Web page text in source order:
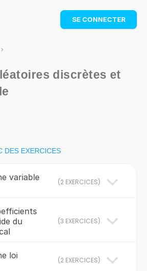
offert
: révise les maths cet
PDF gratuit et progresse avec des
SE CONNECTER
>
discrètes et
DES EXERCICES
variable
(2 EXERCICES)
du
(3 EXERCICES)
loi
(2 EXERCICES)